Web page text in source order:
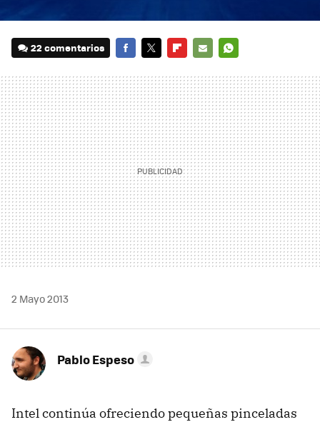
22 comentarios
MAIL
2 Mayo 2013
Pablo Espeso
Intel continúa ofreciendo pequeñas pinceladas